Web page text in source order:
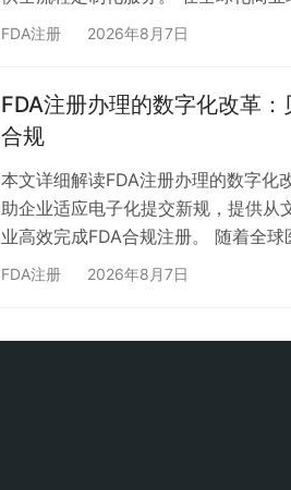
场、建立商业合作的重要信用凭证。
们的数字化解决方案通过： 智能预
…
FDA注册 2026年8月7日
FDA注册办理的数字化改革
合规
本文详细解读FDA注册办理的数字化
助企业适应电子化提交新规，提供从
业高效完成FDA合规注册。 随着全
已成为企业进入美国市场的必经之路
FDA注册 2026年8月7日